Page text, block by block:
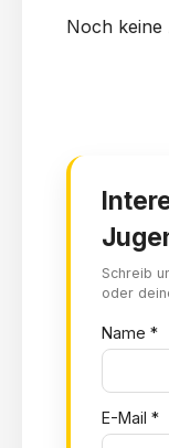
Noch keine
Schreib
oder
Name *
E-Mail *